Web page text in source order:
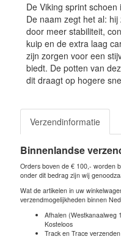
De Viking sprint
De naam zegt het al:
door meer stabiliteit,
kuip en de extra laag
zijn zorgen voor een
biedt. De potten van
dit draagt op hogere
Verzendinformatie
Binnenlandse
Orders boven de € 100,- worden
onder dit bedrag zijn wij
Wat de artikelen in uw
verzendmogelijkheden binnen
Afhalen (Westkanaalweg
Kosteloos
Track en Trace